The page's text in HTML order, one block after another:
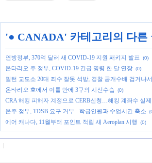
'● CANADA' 카테고리의 다른
연방정부, 370억 달러 새 COVID-19 지원 패키지 발표 (0)
온타리오 주 정부, COVID-19 긴급 명령 한 달 연장 (0)
밀턴 교도소 20대 죄수 잘못 석방, 경찰 공개수배 검거나서
온타리오 호에서 이틀 만에 3구의 시신수습
(0)
CRA 해킹 피해자 계정으로 CERB신청…해킹 계좌수 실
온주 정부, TDSB 요구 거부 - 학급인원과 수업시간 축소
에어 캐나다, 11월부터 포인트 적립 새 Aeroplan 시행 (0)